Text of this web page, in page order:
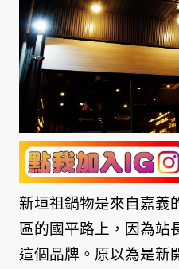
新垣祖鍋物是來自嘉義
區的國平路上，因為站
這個品牌。原以為是新